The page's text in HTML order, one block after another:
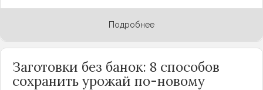
Подробнее
Заготовки без банок: 8 способов
сохранить урожай по-новому